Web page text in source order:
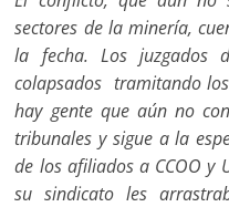
sectores de la minería,
la fecha. Los juzgados
colapsados tramitando
hay gente que aún no
tribunales y sigue a la
de los afiliados a CCOO y
su sindicato les